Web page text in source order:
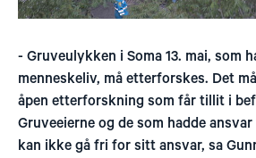
- Gruveulykken i Soma 13. mai, som
menneskeliv, må etterforskes. Det
åpen etterforskning som får tillit i
Gruveeierne og de som hadde
kan ikke gå fri for sitt ansvar, sa